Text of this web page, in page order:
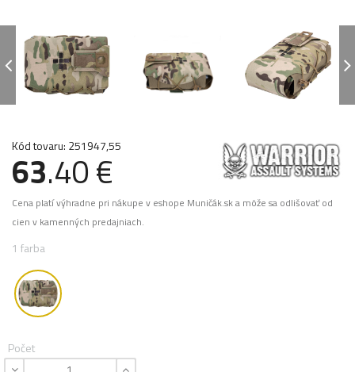
Kód tovaru: 251947,55
63.40 €
Cena platí výhradne pri nákupe v eshope Muničák.sk a môže sa odlišovať od
cien v kamenných predajniach.
1 farba
Počet